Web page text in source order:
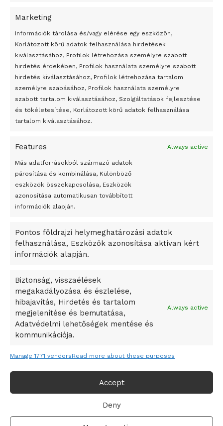
Marketing
Információk tárolása és/vagy elérése egy eszközön,
Korlátozott körű adatok felhasználása hirdetések
kiválasztásához, Profilok létrehozása személyre szabott
hirdetés érdekében, Profilok használata személyre szabott
hirdetés kiválasztásához, Profilok létrehozása tartalom
személyre szabásához, Profilok használata személyre
szabott tartalom kiválasztásához, Szolgáltatások fejlesztése
és tökéletesítése, Korlátozott körű adatok felhasználása
tartalom kiválasztásához.
Features Always active
Más adatforrásokból származó adatok
párosítása és kombinálása, Különböző
eszközök összekapcsolása, Eszközök
azonosítása automatikusan továbbított
információk alapján.
Pontos földrajzi helymeghatározási adatok
felhasználása, Eszközök azonosítása aktívan kért
információk alapján.
Biztonság, visszaélések
megakadályozása és észlelése,
hibajavítás, Hirdetés és tartalom
megjelenítése és bemutatása,
Adatvédelmi lehetőségek mentése és
kommunikációja.
Always active
Manage 1771 vendorsRead more about these purposes
Accept
Deny
Átmenetileg szünetelnek az összecsapások Bahmutnál
Egy vagyonért adták el Banksy művét miután elégették.
Az 1950-ben elhunyt alkotók művei szabadon
felhasználhatóvá válnak
Peking – A visegrádi országok zsidó kulturális örökségét
bemutató fotókiállítás nyílt
Megveszi az osztrák Wienerberger az amerikai Meridian
Bricket
A Startup Campus egyetemi programjainak legjobbjai az
A Ringo Starr új albummal jelentkezik
A Vajdasági Magyar Szövetség államtitkárait kinevezték
Dzsingisz kán hódító hadjárata okozta
Kuramagomedov ötödik, Muszukajev elődöntős – Birkózó
világkupa
Adatvédelmi irányelvek